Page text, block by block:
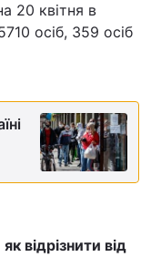
20 квітня в
осіб, 359 осіб
як відрізнити від